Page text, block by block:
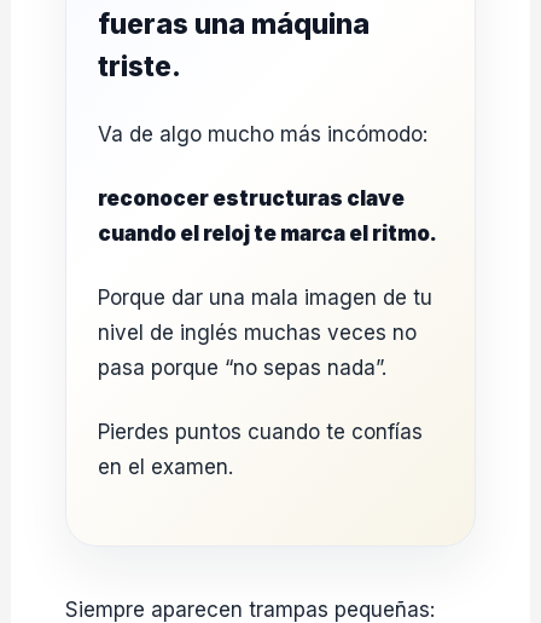
fueras una máquina
triste.
Va de algo mucho más incómodo:
reconocer estructuras clave
cuando el reloj te marca el ritmo.
Porque dar una mala imagen de tu
nivel de inglés muchas veces no
pasa porque “no sepas nada”.
Pierdes puntos cuando te confías
en el examen.
Siempre aparecen trampas pequeñas: